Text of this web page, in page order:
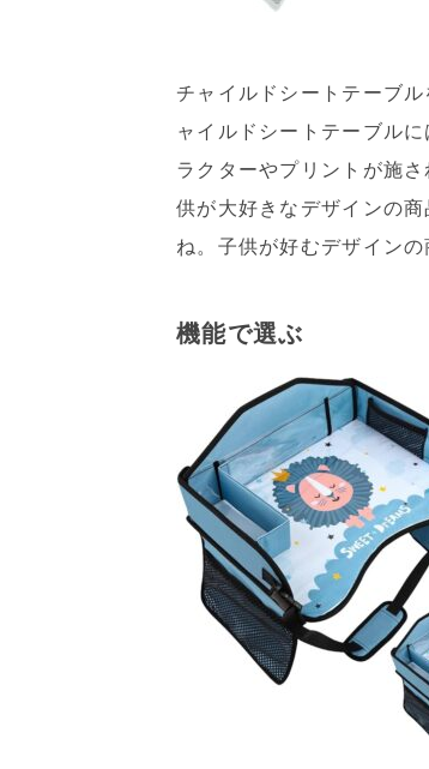
チャイルドシートテーブ
ャイルドシートテーブル
ラクターやプリントが施
供が大好きなデザインの
ね。子供が好むデザインの
機能で選ぶ